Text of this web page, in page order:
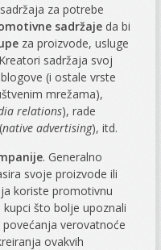
za potrebe
sadržaje da bi
za proizvode, usluge
sadržaja svoj
(i ostale vrste
mrežama),
relations), rade
native advertising), itd.
. Generalno
svoje proizvode ili
koriste promotivnu
što bolje upoznali
verovatnoće
ovakvih